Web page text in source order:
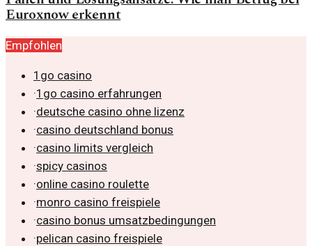
Euroxnow erkennt
Empfohlen
1go casino
·1go casino erfahrungen
·deutsche casino ohne lizenz
·casino deutschland bonus
·casino limits vergleich
·spicy casinos
·online casino roulette
·monro casino freispiele
·casino bonus umsatzbedingungen
·pelican casino freispiele